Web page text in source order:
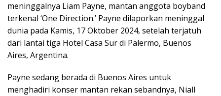
meninggalnya Liam Payne, mantan anggota boyband
terkenal ‘One Direction.’ Payne dilaporkan meninggal
dunia pada Kamis, 17 Oktober 2024, setelah terjatuh
dari lantai tiga Hotel Casa Sur di Palermo, Buenos
Aires, Argentina.
Payne sedang berada di Buenos Aires untuk
menghadiri konser mantan rekan sebandnya, Niall